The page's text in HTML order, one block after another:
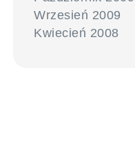
Wrzesień 2009
Kwiecień 2008